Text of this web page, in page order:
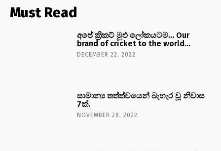
Must Read
අපේ ක්‍රිකට් මුළු ලෝකයටම… Our
brand of cricket to the world…
DECEMBER 22, 2022
සාමාන්‍ය තත්ත්වයෙන් බැහැර වූ නිවාස
7ක්.
NOVEMBER 28, 2022